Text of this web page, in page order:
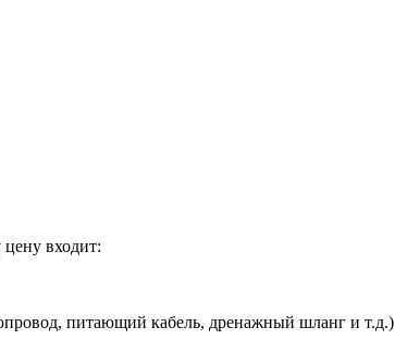
входит:
питающий кабель, дренажный шланг и т.д.)